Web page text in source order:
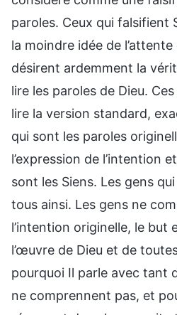
paroles. Ceux qui falsifient
la moindre idée de
désirent ardemment la
lire les paroles de Dieu.
lire la version standard,
qui sont les paroles
l’expression de l’intention
sont les Siens. Les gens
tous ainsi. Les gens ne
l’intention originelle, le but
l’œuvre de Dieu et de
pourquoi Il parle avec tant
ne comprennent pas, et